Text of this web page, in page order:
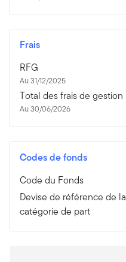
Frais
RFG
Au 31/12/2025
Total des frais de gestion
Au 30/06/2026
Codes de fonds
Code du Fonds
Devise de référence de la
catégorie de part